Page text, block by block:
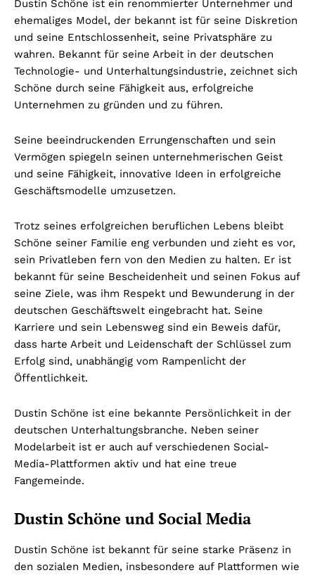
Dustin Schöne ist ein renommierter Unternehmer und
ehemaliges Model, der bekannt ist für seine Diskretion
und seine Entschlossenheit, seine Privatsphäre zu
wahren. Bekannt für seine Arbeit in der deutschen
Technologie- und Unterhaltungsindustrie, zeichnet sich
Schöne durch seine Fähigkeit aus, erfolgreiche
Unternehmen zu gründen und zu führen.
Seine beeindruckenden Errungenschaften und sein
Vermögen spiegeln seinen unternehmerischen Geist
und seine Fähigkeit, innovative Ideen in erfolgreiche
Geschäftsmodelle umzusetzen.
Trotz seines erfolgreichen beruflichen Lebens bleibt
Schöne seiner Familie eng verbunden und zieht es vor,
sein Privatleben fern von den Medien zu halten. Er ist
bekannt für seine Bescheidenheit und seinen Fokus auf
seine Ziele, was ihm Respekt und Bewunderung in der
deutschen Geschäftswelt eingebracht hat. Seine
Karriere und sein Lebensweg sind ein Beweis dafür,
dass harte Arbeit und Leidenschaft der Schlüssel zum
Erfolg sind, unabhängig vom Rampenlicht der
Öffentlichkeit.
Dustin Schöne ist eine bekannte Persönlichkeit in der
deutschen Unterhaltungsbranche. Neben seiner
Modelarbeit ist er auch auf verschiedenen Social-
Media-Plattformen aktiv und hat eine treue
Fangemeinde.
Dustin Schöne und Social Media
Dustin Schöne ist bekannt für seine starke Präsenz in
den sozialen Medien, insbesondere auf Plattformen wie